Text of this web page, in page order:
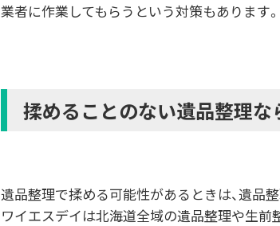
業者に作業してもらうという対策もあります。
揉めることのない遺品整理
遺品整理で揉める可能性があるときは、遺品
ワイエスデイは北海道全域の遺品整理や生前